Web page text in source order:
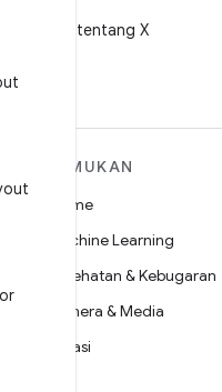
tentang X
TEMUKAN
Game
Machine Learning
Kesehatan & Kebugaran
Kamera & Media
Privasi